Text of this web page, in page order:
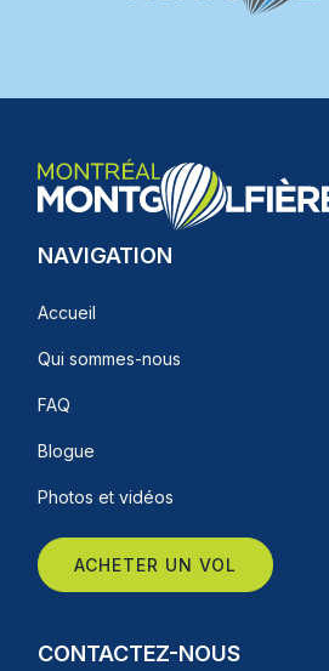
NAVIGATION
Accueil
Qui sommes-nous
FAQ
Blogue
Photos et vidéos
ACHETER UN VOL
CONTACTEZ-NOUS